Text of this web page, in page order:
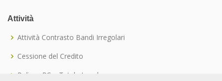
Attività
Attività Contrasto Bandi Irregolari
Cessione del Credito
Polizze RC e Tutela Legale